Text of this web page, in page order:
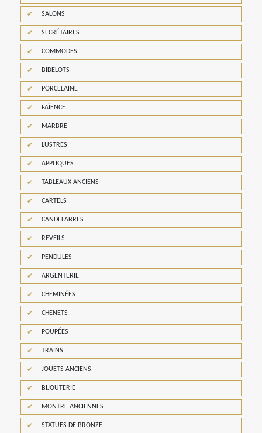
SALONS
SECRÉTAIRES
COMMODES
BIBELOTS
PORCELAINE
FAÏENCE
MARBRE
LUSTRES
APPLIQUES
TABLEAUX ANCIENS
CARTELS
CANDELABRES
REVEILS
PENDULES
ARGENTERIE
CHEMINÉES
CHENETS
POUPÉES
TRAINS
JOUETS ANCIENS
BIJOUTERIE
MONTRE ANCIENNES
STATUES DE BRONZE